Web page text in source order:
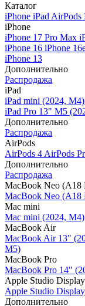
Каталог
iPhone iPad AirPods
iPhone
iPhone 17 Pro Max
iPhone 16 iPhone
iPhone 13
Дополнительно
Распродажа
iPad
iPad mini (2024, M4)
iPad Pro 13" M5
Дополнительно
Распродажа
AirPods
AirPods 4 AirPods
Дополнительно
Распродажа
MacBook Neo (A18
MacBook Neo (A18
Mac mini
Mac mini (2024, M4)
MacBook Air
MacBook Air 13"
M5)
MacBook Pro
MacBook Pro 14"
Apple Studio Display
Apple Studio Display
Дополнительно